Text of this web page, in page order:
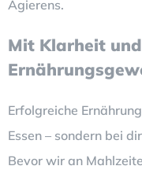
Agierens.
Mit Klarheit
Erfolgreiche
Essen – sondern bei
Bevor wir an